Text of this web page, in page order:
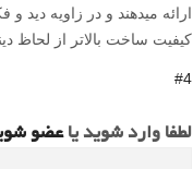
کیفیت ساخت بالاتر از لحاظ
#4
لطفا وارد شوید یاعضو